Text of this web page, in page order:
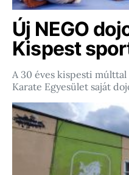
Új NEGO
Kispest
A 30 éves kispesti
Karate Egyesület saját